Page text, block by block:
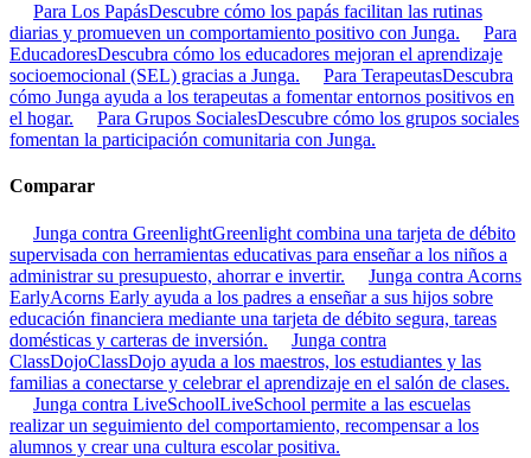
Para Los PapásDescubre cómo los papás facilitan las rutinas
diarias y promueven un comportamiento positivo con Junga.
Para
EducadoresDescubra cómo los educadores mejoran el aprendizaje
socioemocional (SEL) gracias a Junga.
Para TerapeutasDescubra
cómo Junga ayuda a los terapeutas a fomentar entornos positivos en
el hogar.
Para Grupos SocialesDescubre cómo los grupos sociales
fomentan la participación comunitaria con Junga.
Comparar
Junga contra GreenlightGreenlight combina una tarjeta de débito
supervisada con herramientas educativas para enseñar a los niños a
administrar su presupuesto, ahorrar e invertir.
Junga contra Acorns
EarlyAcorns Early ayuda a los padres a enseñar a sus hijos sobre
educación financiera mediante una tarjeta de débito segura, tareas
domésticas y carteras de inversión.
Junga contra
ClassDojoClassDojo ayuda a los maestros, los estudiantes y las
familias a conectarse y celebrar el aprendizaje en el salón de clases.
Junga contra LiveSchoolLiveSchool permite a las escuelas
realizar un seguimiento del comportamiento, recompensar a los
alumnos y crear una cultura escolar positiva.